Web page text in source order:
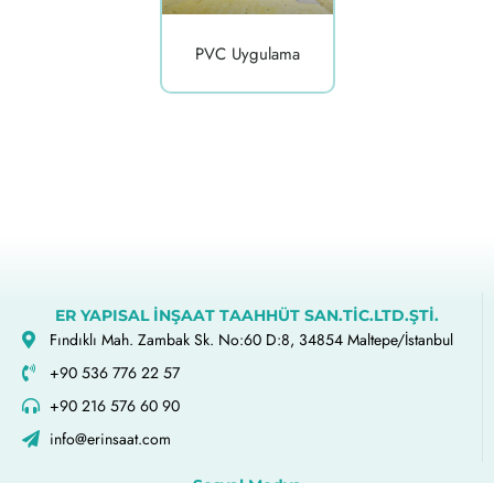
PVC Uygulama
ER YAPISAL İNŞAAT TAAHHÜT SAN.TİC.LTD.ŞTİ.
Fındıklı Mah. Zambak Sk. No:60 D:8, 34854 Maltepe/İstanbul
+90 536 776 22 57
+90 216 576 60 90
info@erinsaat.com